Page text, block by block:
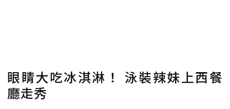
眼睛大吃冰淇淋！ 泳裝辣妹上西餐
廳走秀